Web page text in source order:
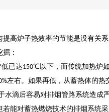
高炉子热效率的节能是没有关
：
已达150℃以下，而传统加热炉
左右。如果再低，从蓄热体的热
水滴后容易对排烟管路系统造成
能对蓄热燃烧技术的排烟系统